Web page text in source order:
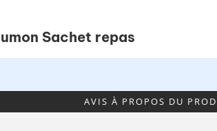
Sachet repas
AVIS À PROPOS DU